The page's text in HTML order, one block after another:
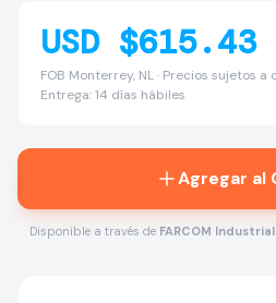
USD $615.43
FOB Monterrey, NL · Precios sujetos
Entrega: 14 días hábiles
Agregar al
Disponible a través de FARCOM Industrial